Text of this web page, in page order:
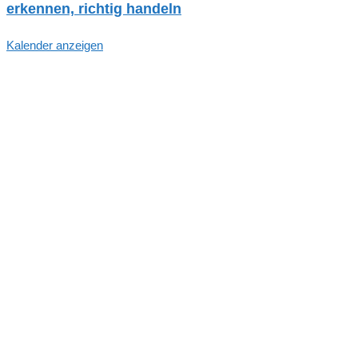
erkennen, richtig handeln
Kalender anzeigen